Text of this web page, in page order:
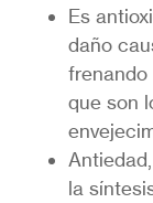
Es
daño
frenando
que son
la